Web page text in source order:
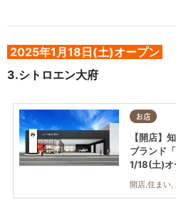
2025年1月18日(土)オープン
3.シトロエン大府
お店
【開店】
ブランド
1/18(土)オ
開店,住まい,